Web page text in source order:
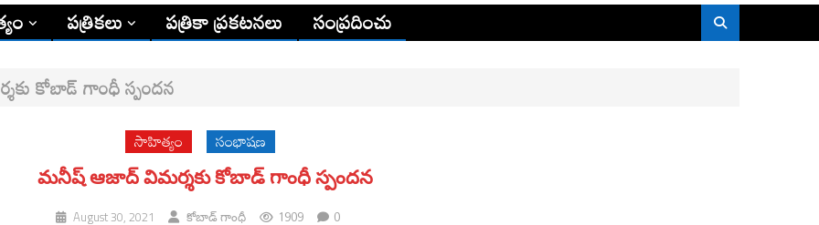
పత్రికలు పత్రికా ప్రకటనలు సంప్రదించు
కోబాడ్ గాంధీ స్పందన
సాహిత్యం సంభాషణ
మనీష్ ఆజాద్ విమర్శకు కోబాడ్ గాంధీ స్పందన
August 30, 2021 కోబాడ్ గాంధీ 1909 0